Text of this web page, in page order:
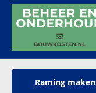
Raming maken